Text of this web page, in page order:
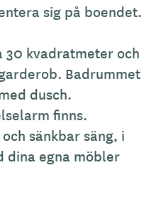
sig på boendet.
30 kvadratmeter och
Badrummet
dusch.
finns.
sänkbar säng, i
dina egna möbler